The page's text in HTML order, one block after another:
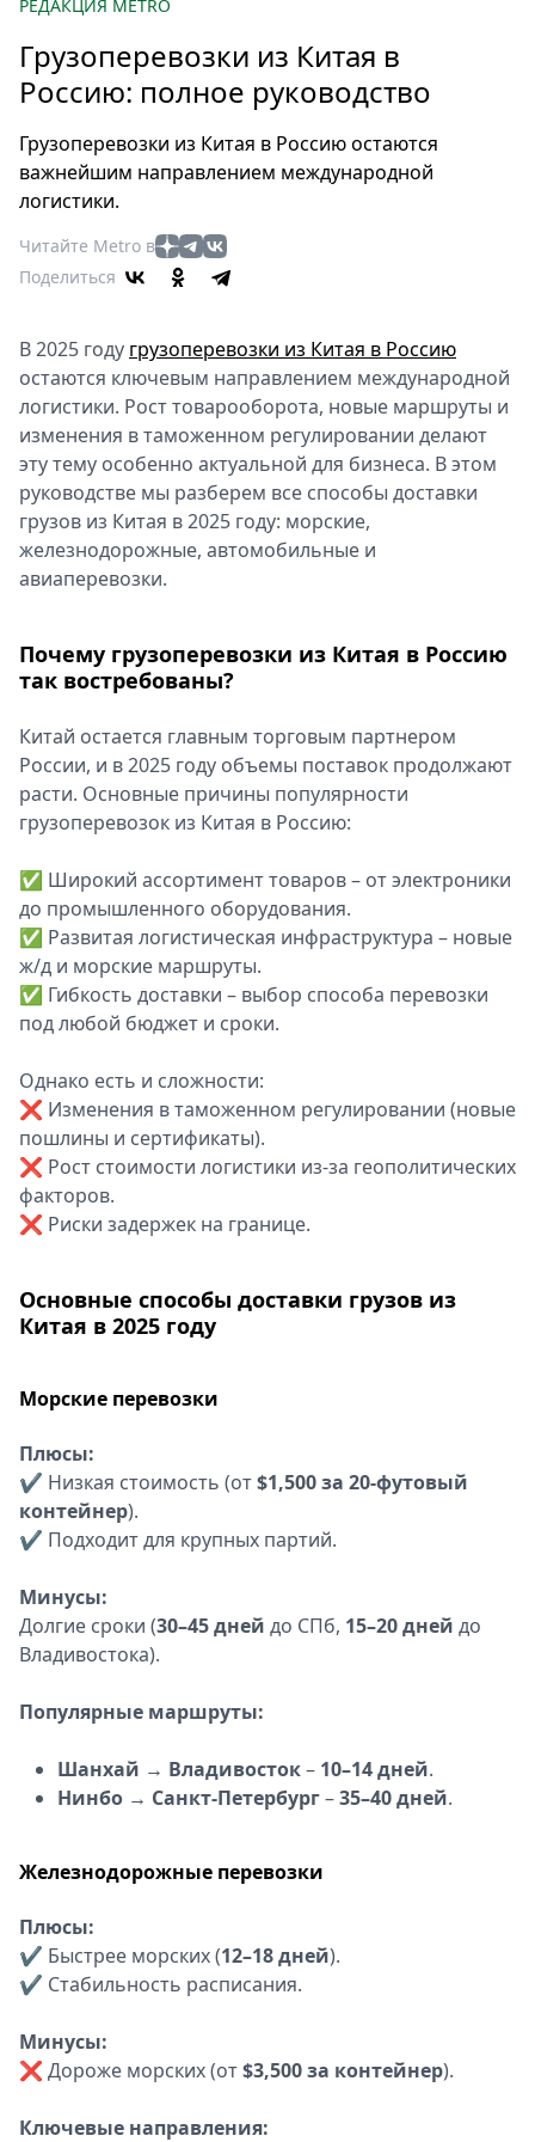
Мир
Здоровье
Еда
Туризм
Мода
Театр
Кино
Выставки
Пресс-
релизы
О
Metro
Стримы
Спецпроекты
Звезды
2026
Скачай
РЕДАКЦИЯ METRO
Грузоперевозки из Китая в
Россию: полное руководство
Грузоперевозки из Китая в Россию остаются
важнейшим направлением международной
логистики.
Читайте Metro в
Поделиться
В 2025 году грузоперевозки из Китая в Россию
остаются ключевым направлением международной
логистики. Рост товарооборота, новые маршруты и
изменения в таможенном регулировании делают
эту тему особенно актуальной для бизнеса. В этом
руководстве мы разберем все способы доставки
грузов из Китая в 2025 году: морские,
железнодорожные, автомобильные и
авиаперевозки.
Почему грузоперевозки из Китая в Россию
так востребованы?
Китай остается главным торговым партнером
России, и в 2025 году объемы поставок продолжают
расти. Основные причины популярности
грузоперевозок из Китая в Россию:
✅ Широкий ассортимент товаров – от электроники
до промышленного оборудования.
✅ Развитая логистическая инфраструктура – новые
ж/д и морские маршруты.
✅ Гибкость доставки – выбор способа перевозки
под любой бюджет и сроки.
Однако есть и сложности:
❌ Изменения в таможенном регулировании (новые
пошлины и сертификаты).
❌ Рост стоимости логистики из-за геополитических
факторов.
❌ Риски задержек на границе.
Основные способы доставки грузов из
Китая в 2025 году
Морские перевозки
Плюсы:
✔ Низкая стоимость (от$1,500 за 20-футовый
контейнер).
✔ Подходит для крупных партий.
Минусы:
Долгие сроки (30–45 дней до СПб, 15–20 дней до
Владивостока).
Популярные маршруты:
Шанхай → Владивосток– 10–14 дней.
Нинбо → Санкт-Петербург–35–40 дней.
Железнодорожные перевозки
Плюсы:
✔ Быстрее морских (12–18 дней).
✔ Стабильность расписания.
Минусы:
❌ Дороже морских (от$3,500 за контейнер).
Ключевые направления: